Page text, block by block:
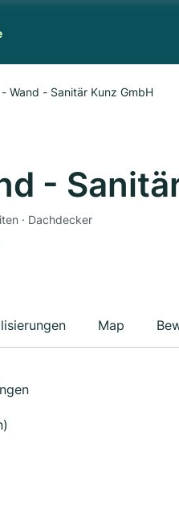
Wand - Sanitär Kunz GmbH
-
· Dachdecker
Map